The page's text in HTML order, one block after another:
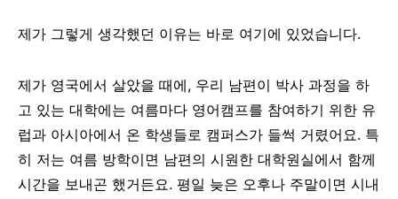
제가 그렇게 생각했던 이유는 바로 여기에 있었습니다.
제가 영국에서 살았을 때에, 우리 남편이 박사 과정을 하
고 있는 대학에는 여름마다 영어캠프를 참여하기 위한 유
럽과 아시아에서 온 학생들로 캠퍼스가 들썩 거렸어요. 특
히 저는 여름 방학이면 남편의 시원한 대학원실에서 함께
시간을 보내곤 했거든요. 평일 늦은 오후나 주말이면 시내